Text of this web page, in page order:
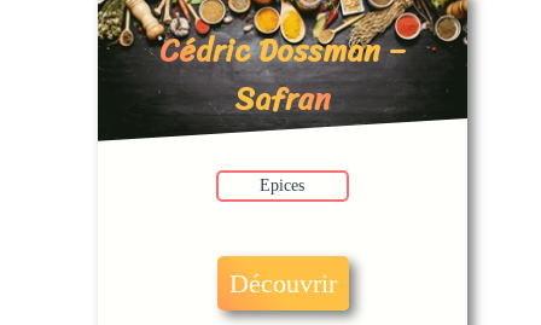
Cédric Dossman –
Safran
Epices
Découvrir